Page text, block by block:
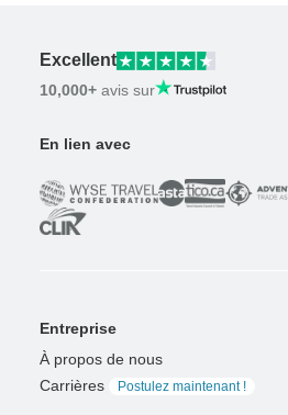
Excellent
10,000+ avis sur
En lien avec
Entreprise
À propos de nous
Carrières
Postulez maintenant !